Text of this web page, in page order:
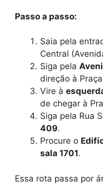
Passo a passo:
Saia pela
Central
Siga pela
direção à
Vire à
de chegar à
Siga pela Rua
409.
Procure o
sala 1701.
Essa rota passa por